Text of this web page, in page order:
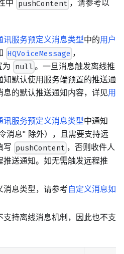
中 pushContent ，请参考以
讯服务预定义消息类型中的用户
HQVoiceMessage ，
为 null 。一旦消息触发离线推
知默认使用服务端预置的推送通
的默认推送通知内容，详见用
讯服务预定义消息类型中通知
消息" 除外），且需要支持远
写 pushContent ，否则收件人
推送通知。如无需触发远程推
消息类型，请参考自定义消息如
持离线消息机制，因此也不支